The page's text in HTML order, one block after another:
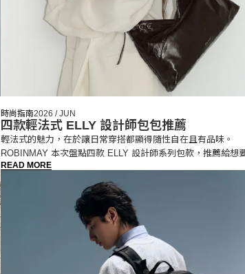
時尚指南2026 / JUN
四款輕法式 ELLY 設計師包包推薦
輕法式的魅力，在於讓日常穿搭都顯得隨性自在且有品味。
ROBINMAY 本次盤點四款 ELLY 設計師系列包款，推薦給想
試輕法式的你。
READ MORE